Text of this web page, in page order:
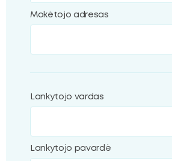
Mokėtojo adresas
Lankytojo vardas
Lankytojo pavardė